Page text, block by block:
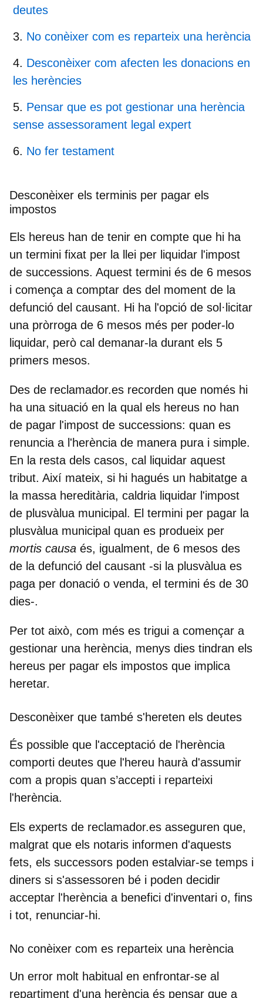
deutes
No conèixer com es reparteix una herència
Desconèixer com afecten les donacions en
les herències
Pensar que es pot gestionar una herència
sense assessorament legal expert
No fer testament
Desconèixer els terminis per pagar els
impostos
Els hereus han de tenir en compte que hi ha
un termini fixat per la llei per liquidar l'impost
de successions. Aquest termini és de 6 mesos
i comença a comptar des del moment de la
defunció del causant. Hi ha l'opció de sol·licitar
una pròrroga de 6 mesos més per poder-lo
liquidar, però cal demanar-la durant els 5
primers mesos.
Des de reclamador.es recorden que només hi
ha una situació en la qual els hereus no han
de pagar l'impost de successions: quan es
renuncia a l'herència de manera pura i simple.
En la resta dels casos, cal liquidar aquest
tribut. Així mateix, si hi hagués un habitatge a
la massa hereditària, caldria liquidar l'impost
de plusvàlua municipal. El termini per pagar la
plusvàlua municipal quan es produeix per
mortis causa és, igualment, de 6 mesos des
de la defunció del causant -si la plusvàlua es
paga per donació o venda, el termini és de 30
dies-.
Per tot això, com més es trigui a començar a
gestionar una herència, menys dies tindran els
hereus per pagar els impostos que implica
heretar.
Desconèixer que també s'hereten els deutes
És possible que l'acceptació de l'herència
comporti deutes que l'hereu haurà d'assumir
com a propis quan s’accepti i reparteixi
l'herència.
Els experts de reclamador.es asseguren que,
malgrat que els notaris informen d'aquests
fets, els successors poden estalviar-se temps i
diners si s'assessoren bé i poden decidir
acceptar l'herència a benefici d'inventari o, fins
i tot, renunciar-hi.
No conèixer com es reparteix una herència
Un error molt habitual en enfrontar-se al
repartiment d'una herència és pensar que a